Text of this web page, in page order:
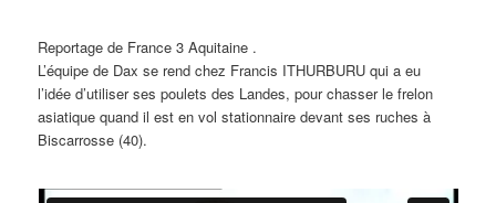
Reportage de France 3 Aquitaine .
L’équipe de Dax se rend chez Francis ITHURBURU qui a eu
l’idée d’utiliser ses poulets des Landes, pour chasser le frelon
asiatique quand il est en vol stationnaire devant ses ruches à
Biscarrosse (40).